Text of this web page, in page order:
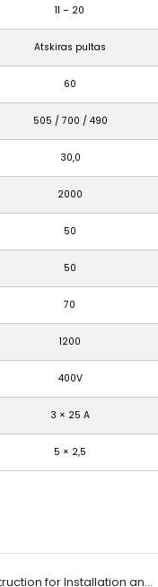
11 – 20
Atskiras pultas
60
505 / 700 / 490
30,0
2000
50
50
70
1200
400V
3 × 25 A
5 × 2,5
for Installation and